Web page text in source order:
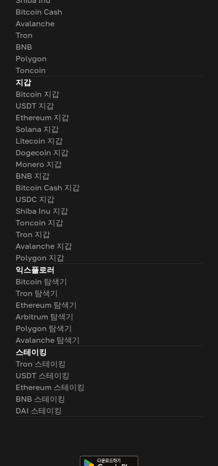
Bitcoin Cash
Avalanche
Tron
BNB
Polygon
Toncoin
지갑
Bitcoin 지갑
USDT 지갑
Ethereum 지갑
Solana 지갑
Litecoin 지갑
Dogecoin 지갑
Monero 지갑
BNB 지갑
Bitcoin Cash 지갑
USDC 지갑
Shiba Inu 지갑
Toncoin 지갑
Tron 지갑
Avalanche 지갑
Polygon 지갑
익스플로러
Bitcoin 탐색기
Tron 탐색기
Ethereum 탐색기
Arbitrum 탐색기
Polygon 탐색기
Avalanche 탐색기
스테이킹
Tron 스테이킹
USDT 스테이킹
Ethereum 스테이킹
BNB 스테이킹
DAI 스테이킹